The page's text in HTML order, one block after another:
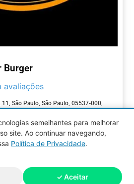
Burger
avaliações
11, São Paulo, São Paulo, 05537-000,
Aberto agora:
semelhantes para melhorar
site. Ao continuar navegando,
Política de Privacidade.
✓ Aceitar